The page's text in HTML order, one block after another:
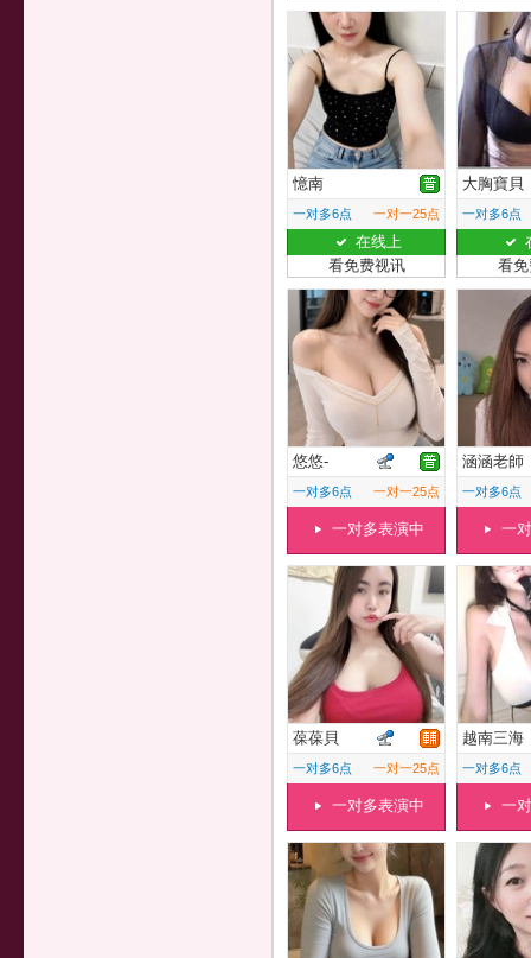
憶南
一对多6点 一对一25点
在线上
看免费视讯
大胸寶貝
一对多6点
看
悠悠-
一对多6点 一对一25点
一对多表演中
涵涵老師
一对多6点
一
葆葆貝
一对多6点 一对一25点
一对多表演中
越南三海
一对多6点
一